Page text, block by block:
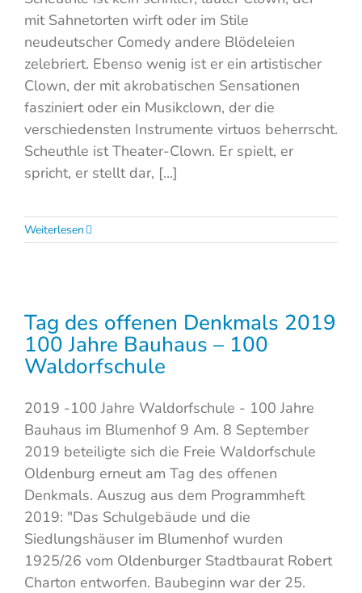
mit Sahnetorten wirft oder im Stile
neudeutscher Comedy andere Blödeleien
zelebriert. Ebenso wenig ist er ein artistischer
Clown, der mit akrobatischen Sensationen
fasziniert oder ein Musikclown, der die
verschiedensten Instrumente virtuos beherrscht.
Scheuthle ist Theater-Clown. Er spielt, er
spricht, er stellt dar, [...]
Weiterlesen
Tag des offenen Denkmals 2019
100 Jahre Bauhaus – 100
Waldorfschule
2019 -100 Jahre Waldorfschule - 100 Jahre
Bauhaus im Blumenhof 9 Am. 8 September
2019 beteiligte sich die Freie Waldorfschule
Oldenburg erneut am Tag des offenen
Denkmals. Auszug aus dem Programmheft
2019: "Das Schulgebäude und die
Siedlungshäuser im Blumenhof wurden
1925/26 vom Oldenburger Stadtbaurat Robert
Charton entworfen. Baubeginn war der 25.